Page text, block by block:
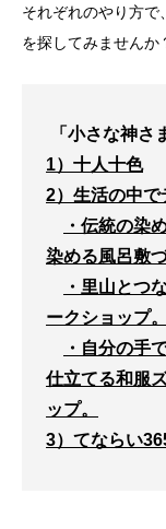
それぞれのやり方
を探してみませんか
「小さな神さ
1）十人十色
2）生活の中で
・伝統の染
染める風呂敷づ
・里山とつ
ークショップ
・自分の手
仕立てる和服
ップ。
3）てならい